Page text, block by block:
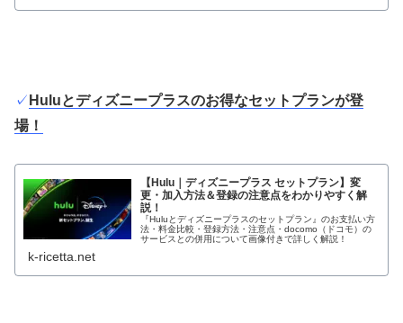
✓ Huluとディズニープラスのお得なセットプランが登
場！
【Hulu｜ディズニープラス セットプラン】変
更・加入方法＆登録の注意点をわかりやすく解
説！
『Huluとディズニープラスのセットプラン』のお支払い方
法・料金比較・登録方法・注意点・docomo（ドコモ）の
サービスとの併用について画像付きで詳しく解説！
k-ricetta.net